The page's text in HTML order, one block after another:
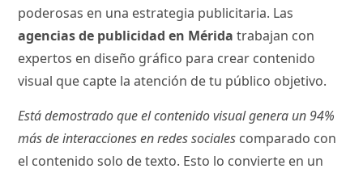
poderosas en una estrategia publicitaria. Las
agencias de publicidad en Mérida trabajan con
expertos en diseño gráfico para crear contenido
visual que capte la atención de tu público objetivo.
Está demostrado que el contenido visual genera un 94%
más de interacciones en redes sociales comparado con
el contenido solo de texto. Esto lo convierte en un